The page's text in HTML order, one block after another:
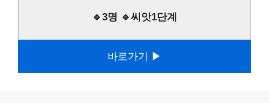
🔹3명 🔹씨앗1단계
바로가기 ▶